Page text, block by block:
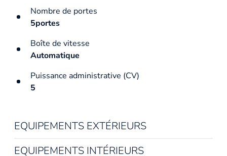
Nombre de portes
5portes
Boîte de vitesse
Automatique
Puissance administrative (CV)
5
EQUIPEMENTS EXTÉRIEURS
EQUIPEMENTS INTÉRIEURS